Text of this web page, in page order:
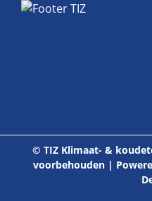
© TIZ Klimaat- &
voorbehouden |